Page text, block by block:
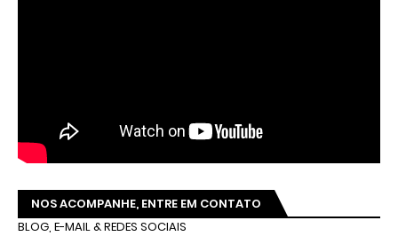
NOS ACOMPANHE, ENTRE EM CONTATO
BLOG, E-MAIL & REDES SOCIAIS